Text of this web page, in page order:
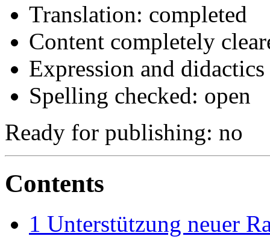
Translation: completed
Content completely
Expression and
Spelling checked: open
Ready for publishing: no
Contents
1 Unterstützung neuer